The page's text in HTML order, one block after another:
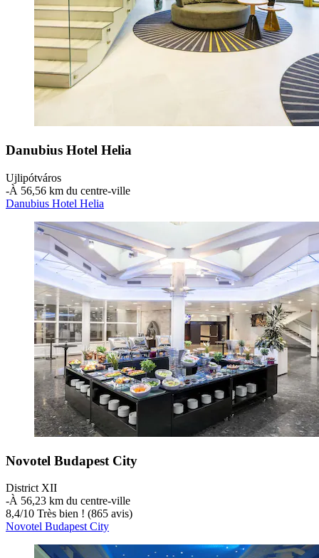
Danubius Hotel Helia
Ujlipótváros
‐À 56,56 km du centre-ville
Danubius Hotel Helia
Novotel Budapest City
District XII
‐À 56,23 km du centre-ville
8,4/10 Très bien ! (865 avis)
Novotel Budapest City